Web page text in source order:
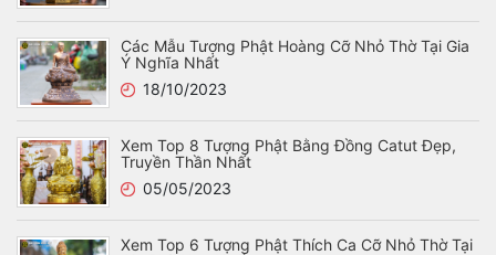
Các Mẫu Tượng Phật Hoàng Cỡ Nhỏ Thờ Tại Gia
Ý Nghĩa Nhất
18/10/2023
Xem Top 8 Tượng Phật Bằng Đồng Catut Đẹp,
Truyền Thần Nhất
05/05/2023
Xem Top 6 Tượng Phật Thích Ca Cỡ Nhỏ Thờ Tại